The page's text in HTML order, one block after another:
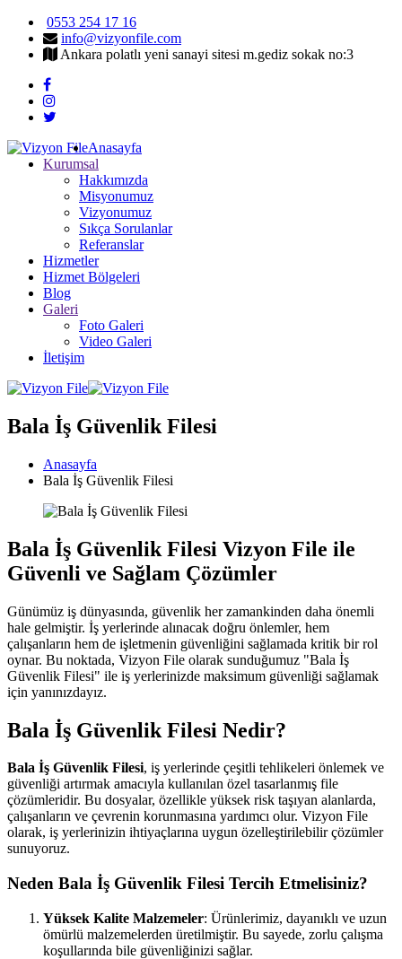
0553 254 17 16
info@vizyonfile.com
Ankara polatlı yeni sanayi sitesi m.gediz sokak no:3
Anasayfa
Kurumsal
Hakkımızda
Misyonumuz
Vizyonumuz
Sıkça Sorulanlar
Referanslar
Hizmetler
Hizmet Bölgeleri
Blog
Galeri
Foto Galeri
Video Galeri
İletişim
Bala İş Güvenlik Filesi
Anasayfa
Bala İş Güvenlik Filesi
Bala İş Güvenlik Filesi Vizyon File ile
Güvenli ve Sağlam Çözümler
Günümüz iş dünyasında, güvenlik her zamankinden daha önemli
hale gelmiştir. İş yerlerinde alınacak doğru önlemler, hem
çalışanların hem de işletmenin güvenliğini sağlamada kritik bir rol
oynar. Bu noktada, Vizyon File olarak sunduğumuz "Bala İş
Güvenlik Filesi" ile iş yerlerinizde maksimum güvenliği sağlamak
için yanınızdayız.
Bala İş Güvenlik Filesi Nedir?
Bala İş Güvenlik Filesi, iş yerlerinde çeşitli tehlikeleri önlemek ve
güvenliği artırmak amacıyla kullanılan özel tasarlanmış file
çözümleridir. Bu dosyalar, özellikle yüksek risk taşıyan alanlarda,
çalışanların ve çevrenin korunmasına yardımcı olur. Vizyon File
olarak, iş yerlerinizin ihtiyaçlarına uygun özelleştirilebilir çözümler
sunuyoruz.
Neden Bala İş Güvenlik Filesi Tercih Etmelisiniz?
Yüksek Kalite Malzemeler: Ürünlerimiz, dayanıklı ve uzun
ömürlü malzemelerden üretilmiştir. Bu sayede, zorlu çalışma
koşullarında bile güvenliğinizi sağlar.